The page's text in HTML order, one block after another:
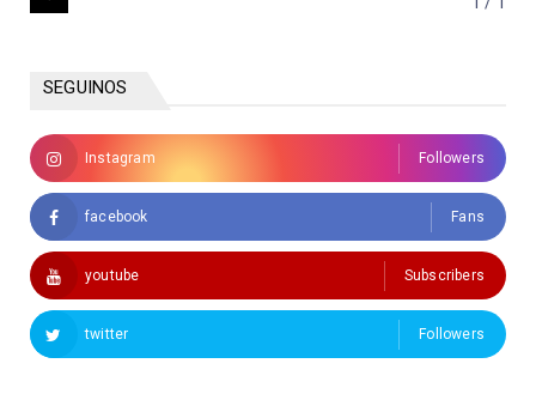
SEGUINOS
Instagram Followers
facebook Fans
youtube Subscribers
twitter Followers